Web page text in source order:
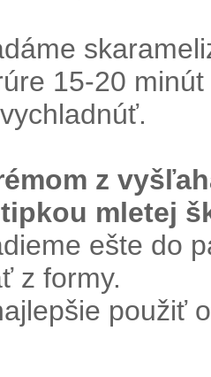
15-20
z
mletej
ešte do
z formy.
použiť